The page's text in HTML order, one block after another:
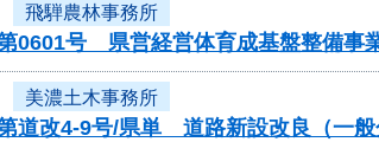
飛騨農林事務所
第0601号 県営経営体育成基盤整備
美濃土木事務所
第道改4-9号/県単 道路新設改良（